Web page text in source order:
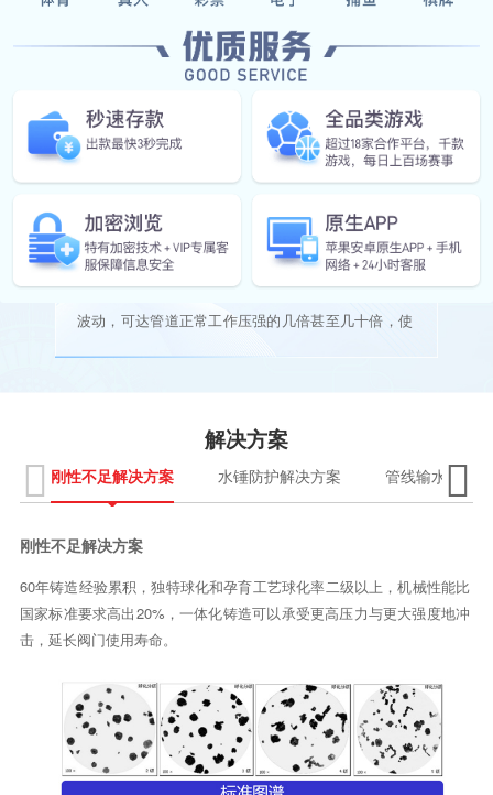
客户挑战
传统的铸造工艺，阀体刚度不足，长时间运行，使产
品启闭困难、关不严、阀门内漏。 水泵异常停泵，阀
门启闭过快，地势起伏易产生水锤，水锤引起的压强
波动，可达管道正常工作压强的几倍甚至几十倍，使


解决方案
刚性不足解决方案 水锤防护解决方案 管线输水效率


刚性不足解决方案
60年铸造经验累积，独特球化和孕育工艺球化率二级以上，机械性能比
国家标准要求高出20%，一体化铸造可以承受更高压力与更大强度地冲
击，延长阀门使用寿命。